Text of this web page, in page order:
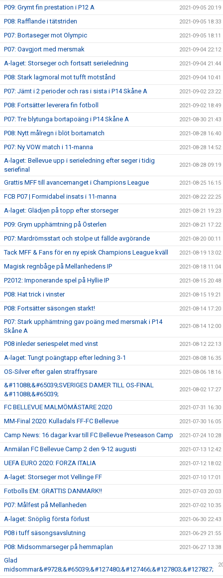
P09: Grymt fin prestation i P12 A 2021-09-05 20:19
P08: Rafflande i tätstriden 2021-09-05 18:33
P07: Bortaseger mot Olympic 2021-09-05 18:11
P07: Oavgjort med mersmak 2021-09-04 22:12
A-laget: Storseger och fortsatt serieledning 2021-09-04 21:44
P08: Stark lagmoral mot tufft motstånd 2021-09-04 10:41
P07: Jämt i 2 perioder och ras i sista i P14 Skåne A 2021-09-02 23:22
P08: Fortsätter leverera fin fotboll 2021-09-02 18:49
P07: Tre blytunga bortapoäng i P14 Skåne A 2021-08-30 21:43
P08: Nytt målregn i blöt bortamatch 2021-08-28 16:40
P07: Ny VOW match i 11-manna 2021-08-28 14:52
A-laget: Bellevue upp i serieledning efter seger i tidig
seriefinal
2021-08-28 09:19
Grattis MFF till avancemanget i Champions League 2021-08-25 16:15
FCB P07 | Formidabel insats i 11-manna 2021-08-22 22:25
A-laget: Glädjen på topp efter storseger 2021-08-21 19:23
P09: Grym upphämtning på Österlen 2021-08-21 17:22
P07: Mardrömsstart och stolpe ut fällde avgörande 2021-08-20 00:11
Tack MFF & Fans för en ny episk Champions League kväll 2021-08-19 13:02
Magisk regnbåge på Mellanhedens IP 2021-08-18 11:04
P2012: Imponerande spel på Hyllie IP 2021-08-15 20:48
P08: Hat trick i vinster 2021-08-15 19:21
P08: Fortsätter säsongen starkt! 2021-08-14 17:20
P07: Stark upphämtning gav poäng med mersmak i P14
Skåne A
2021-08-14 12:00
P08 inleder seriespelet med vinst 2021-08-12 22:13
A-laget: Tungt poängtapp efter ledning 3-1 2021-08-08 16:35
OS-Silver efter galen straffrysare 2021-08-06 18:16
&#11088;&#65039;SVERIGES DAMER TILL OS-FINAL
&#11088;&#65039;
2021-08-02 17:27
FC BELLEVUE MALMÖMÄSTARE 2020 2021-07-31 16:30
MM-Final 2020: Kulladals FF-FC Bellevue 2021-07-30 16:05
Camp News: 16 dagar kvar till FC Bellevue Preseason Camp 2021-07-24 10:28
Anmälan FC Bellevue Camp 2 den 9-12 augusti 2021-07-13 12:42
UEFA EURO 2020: FORZA ITALIA 2021-07-12 18:02
A-laget: Storseger mot Vellinge FF 2021-07-10 17:01
Fotbolls EM: GRATTIS DANMARK!! 2021-07-03 20:03
P07: Målfest på Mellanheden 2021-07-02 10:35
A-laget: Snöplig första förlust 2021-06-30 22:43
P08 i tuff säsongsavslutning 2021-06-29 21:55
P08: Midsommarseger på hemmaplan 2021-06-27 13:38
Glad
midsommar&#9728;&#65039;&#127480;&#127466;&#127803;&#127827;